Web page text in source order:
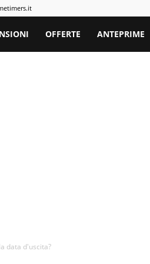
OFFERTE ANTEPRIME
data d'uscita?